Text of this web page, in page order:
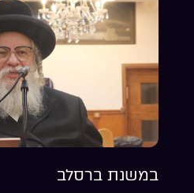
במשנת ברסלב